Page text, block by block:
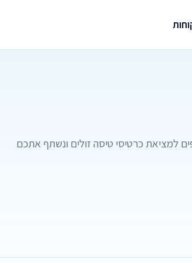
למציאת כרטיסי טיסה זולים ונשתף אתכם